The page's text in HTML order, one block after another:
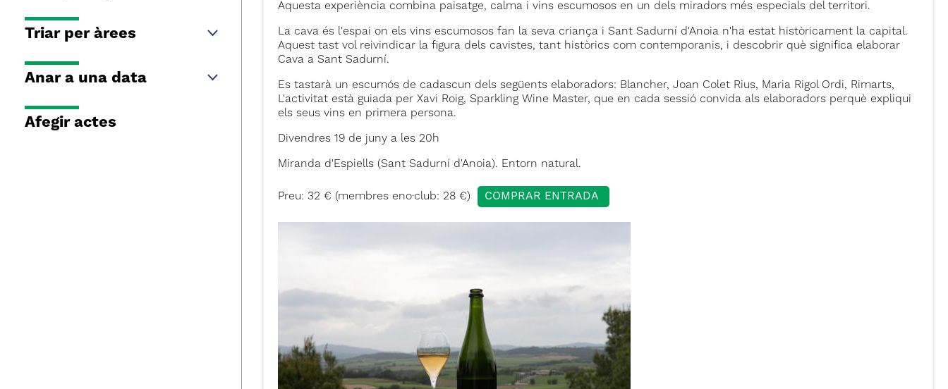
Triar per àrees
Anar a una data
Afegir actes
Aquesta experiència combina paisatge, calma i vins escumosos en un dels miradors més especials del territori.
La cava és l'espai on els vins escumosos fan la seva criança i Sant Sadurní d'Anoia n'ha estat històricament la capital.​
Aquest tast vol reivindicar la figura dels cavistes, tant històrics com contemporanis, i descobrir què significa elaborar
Cava a Sant Sadurní.
Es tastarà un escumós de cadascun dels següents elaboradors: Blancher, Joan Colet Rius, Maria Rigol Ordi, Rimarts,
L'activitat està guiada per Xavi Roig, Sparkling Wine Master, que en cada sessió convida als elaboradors perquè expliqui
els seus vins en primera persona.
Divendres 19 de juny a les 20h
Miranda d'Espiells (Sant Sadurní d'Anoia). Entorn natural.
Preu: 32 € (membres eno·club: 28 €) COMPRAR ENTRADA